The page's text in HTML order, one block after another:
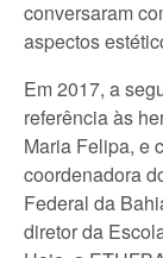
conversaram
aspectos
Em 2017, a
referência às
Maria Felipa, e
coordenadora
Federal da
diretor da